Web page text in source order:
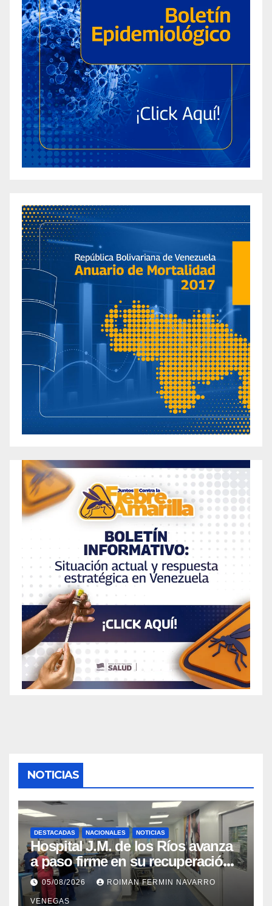
NOTICIAS
DESTACADAS NACIONALES NOTICIAS
Hospital J.M. de los Ríos avanza
a paso firme en su recuperación
tras los recientes eventos
sísmicos
05/08/2026 ROIMAN FERMIN NAVARRO
VENEGAS